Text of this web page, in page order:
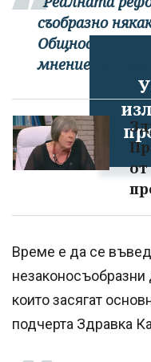
съобразно
Общността на
мнение по този
Време е да се
незаконосъобразни
които засягат
подчерта Здравка